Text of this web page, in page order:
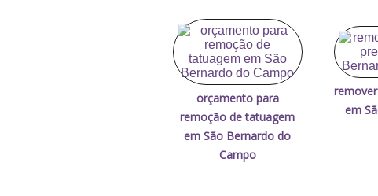
orçamento para
remoção de tatuagem
em São Bernardo do
Campo
em